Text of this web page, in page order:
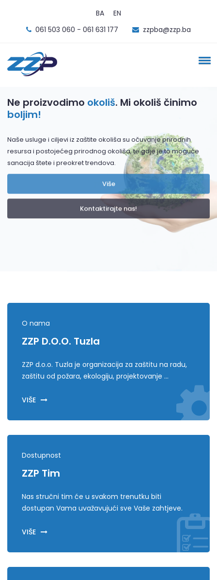
BA
EN
061 503 060 - 061 631 177
zzpba@zzp.ba
Ne proizvodimo okoliš. Mi okoliš činimo
boljim!
Naše usluge i ciljevi iz zaštite okoliša su očuvanje prirodnih
resursa i postojećeg prirodnog okoliša, te gdje je to moguće
sanacija štete i preokret trendova.
Više
Kontaktirajte nas!
O nama
ZZP D.o.o. Tuzla
ZZP d.o.o. Tuzla je organizacija za zaštitu na radu,
zaštitu od požara, ekologiju, projektovanje ...
VIŠE
Dostupnost
ZZP Tim
Nas stručni tim će u svakom trenutku biti
dostupan Vama uvažavujući sve Vaše zahtjeve.
VIŠE